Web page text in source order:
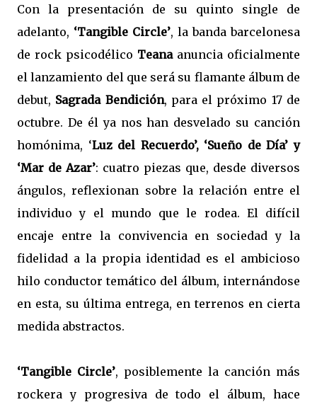
Con la presentación de su quinto single de
adelanto, ‘Tangible Circle’, la banda barcelonesa
de rock psicodélico Teana anuncia oficialmente
el lanzamiento del que será su flamante álbum de
debut, Sagrada Bendición, para el próximo 17 de
octubre. De él ya nos han desvelado su canción
homónima, ‘Luz del Recuerdo’, ‘Sueño de Día’ y
‘Mar de Azar’: cuatro piezas que, desde diversos
ángulos, reflexionan sobre la relación entre el
individuo y el mundo que le rodea. El difícil
encaje entre la convivencia en sociedad y la
fidelidad a la propia identidad es el ambicioso
hilo conductor temático del álbum, internándose
en esta, su última entrega, en terrenos en cierta
medida abstractos.
‘Tangible Circle’, posiblemente la canción más
rockera y progresiva de todo el álbum, hace